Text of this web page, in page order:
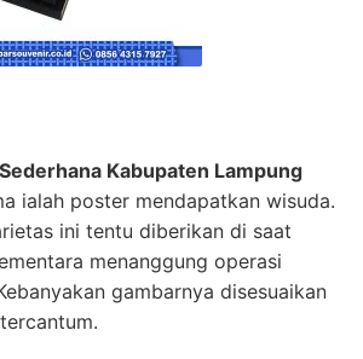
Kabupaten Lampung
ialah poster mendapatkan wisuda.
ini tentu diberikan di saat
menanggung operasi
gambarnya disesuaikan